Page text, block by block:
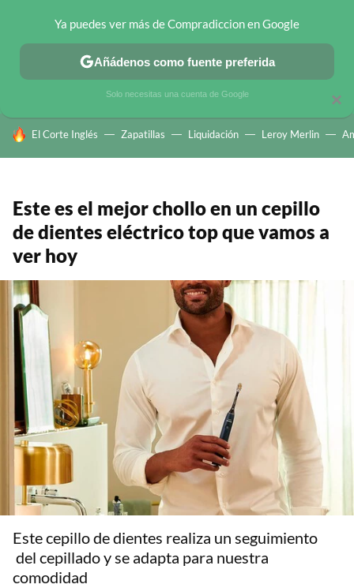
CHOLLOS TELEGRAM OFERTAS EN MÓVILES OFERTAS EN
HOY SE HABLA DE
El Corte Inglés Zapatillas Liquidación Leroy Merlin
Este es el mejor chollo en un cepillo
de dientes eléctrico top que vamos a
ver hoy
Este cepillo de dientes realiza un seguimiento
del cepillado y se adapta para nuestra
comodidad
×
Ya puedes ver más de Compradiccion en Google
Añádenos como fuente preferida
Solo necesitas una cuenta de Google